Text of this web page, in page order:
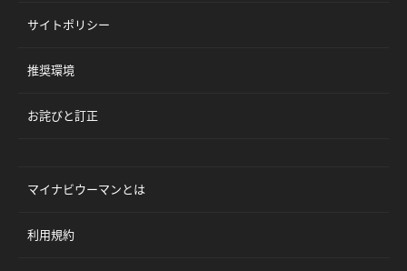
サイトポリシー
推奨環境
お詫びと訂正
マイナビウーマンとは
利用規約